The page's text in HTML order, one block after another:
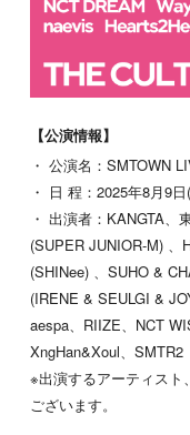
【公演情報】
・ 公演名：SMTOWN
・ 日 程：2025年8月9
・ 出演者：KANGTA、
(SUPER JUNIOR-M) 、
(SHINee) 、SUHO &
(IRENE & SEULGI &
aespa、RIIZE、NCT
XngHan&Xoul、
※出演するアーティスト
ございます。